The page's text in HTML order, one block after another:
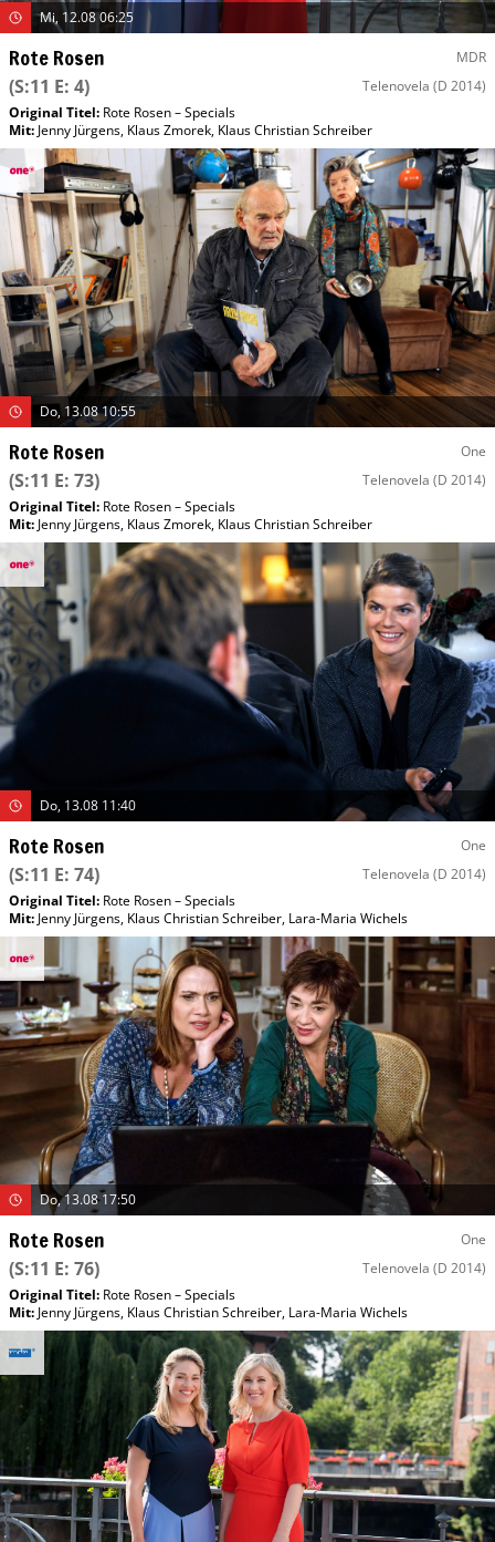
Mi, 12.08 06:25
Rote Rosen MDR
(S:11 E: 4) Telenovela (D 2014)
Original Titel: Rote Rosen – Specials
Mit: Jenny Jürgens, Klaus Zmorek, Klaus Christian Schreiber
Do, 13.08 10:55
Rote Rosen One
(S:11 E: 73) Telenovela (D 2014)
Original Titel: Rote Rosen – Specials
Mit: Jenny Jürgens, Klaus Zmorek, Klaus Christian Schreiber
Do, 13.08 11:40
Rote Rosen One
(S:11 E: 74) Telenovela (D 2014)
Original Titel: Rote Rosen – Specials
Mit: Jenny Jürgens, Klaus Christian Schreiber, Lara-Maria Wichels
Do, 13.08 17:50
Rote Rosen One
(S:11 E: 76) Telenovela (D 2014)
Original Titel: Rote Rosen – Specials
Mit: Jenny Jürgens, Klaus Christian Schreiber, Lara-Maria Wichels